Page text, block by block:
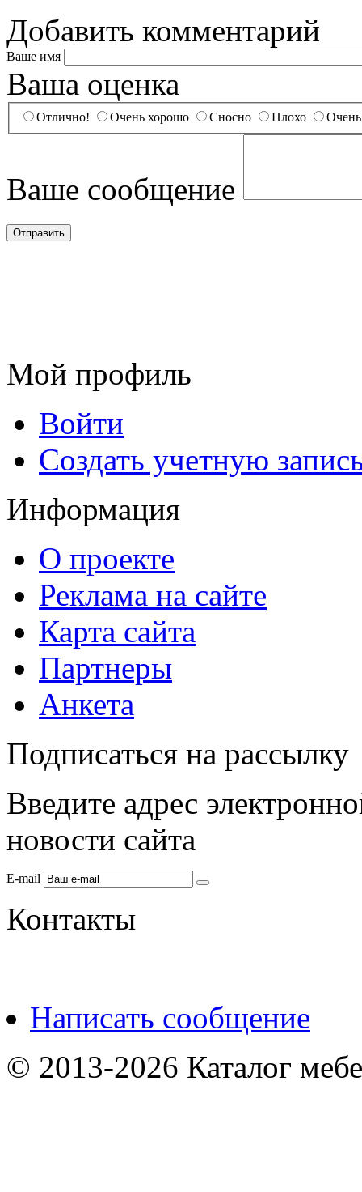
Добавить комментарий
Ваше имя
Ваша оценка
Отлично! Очень хорошо Сносно Плохо
Ваше сообщение
Мой профиль
Войти
Создать учетную
Информация
О проекте
Реклама на сайте
Карта сайта
Партнеры
Анкета
Подписаться на рассылку
Введите адрес
новости сайта
E-mail
Контакты
Написать сообщение
© 2013-2026 Каталог